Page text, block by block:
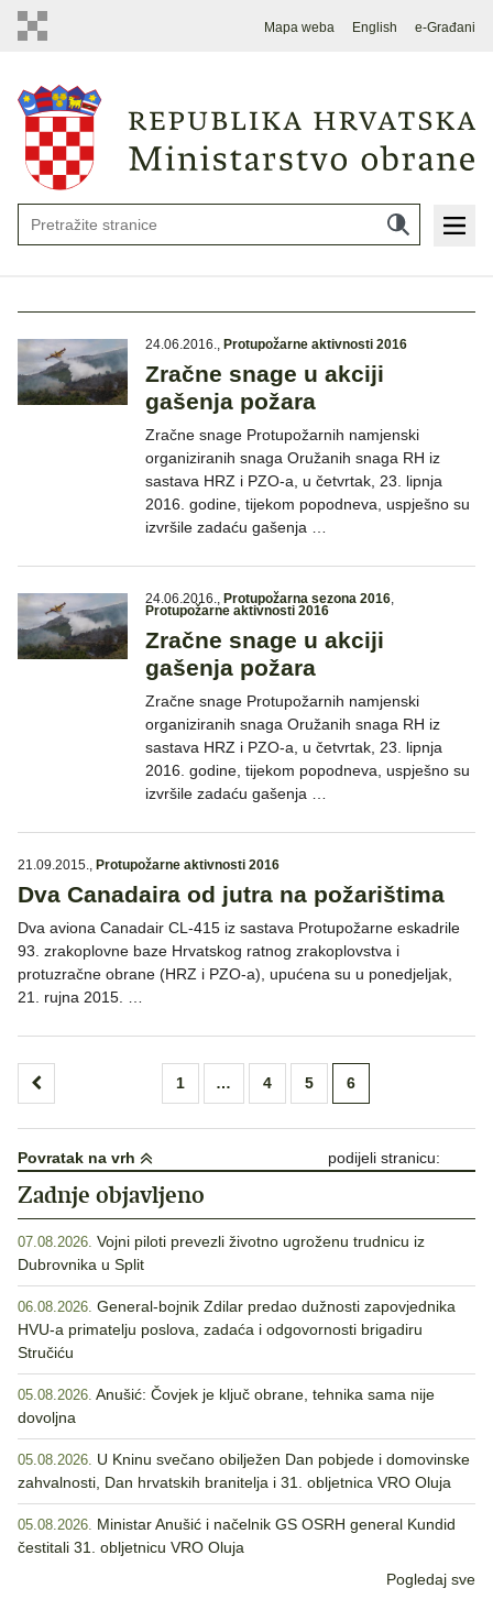
Mapa weba English e-Građani
24.06.2016., Protupožarne aktivnosti 2016
Zračne snage u akciji
gašenja požara
Zračne snage Protupožarnih namjenski
organiziranih snaga Oružanih snaga RH iz
sastava HRZ i PZO-a, u četvrtak, 23. lipnja
2016. godine, tijekom popodneva, uspješno su
izvršile zadaću gašenja …
24.06.2016., Protupožarna sezona 2016,
Protupožarne aktivnosti 2016
Zračne snage u akciji
gašenja požara
Zračne snage Protupožarnih namjenski
organiziranih snaga Oružanih snaga RH iz
sastava HRZ i PZO-a, u četvrtak, 23. lipnja
2016. godine, tijekom popodneva, uspješno su
izvršile zadaću gašenja …
21.09.2015., Protupožarne aktivnosti 2016
Dva Canadaira od jutra na požarištima
Dva aviona Canadair CL-415 iz sastava Protupožarne eskadrile
93. zrakoplovne baze Hrvatskog ratnog zrakoplovstva i
protuzračne obrane (HRZ i PZO-a), upućena su u ponedjeljak,
21. rujna 2015. …
Brojevi
objava
1 … 4 5 6
Povratak na vrh podijeli stranicu:
Zadnje objavljeno
07.08.2026. Vojni piloti prevezli životno ugroženu trudnicu iz
Dubrovnika u Split
06.08.2026. General-bojnik Zdilar predao dužnosti zapovjednika
HVU-a primatelju poslova, zadaća i odgovornosti brigadiru
Stručiću
05.08.2026. Anušić: Čovjek je ključ obrane, tehnika sama nije
dovoljna
05.08.2026. U Kninu svečano obilježen Dan pobjede i domovinske
zahvalnosti, Dan hrvatskih branitelja i 31. obljetnica VRO Oluja
05.08.2026. Ministar Anušić i načelnik GS OSRH general Kundid
čestitali 31. obljetnicu VRO Oluja
Pogledaj sve